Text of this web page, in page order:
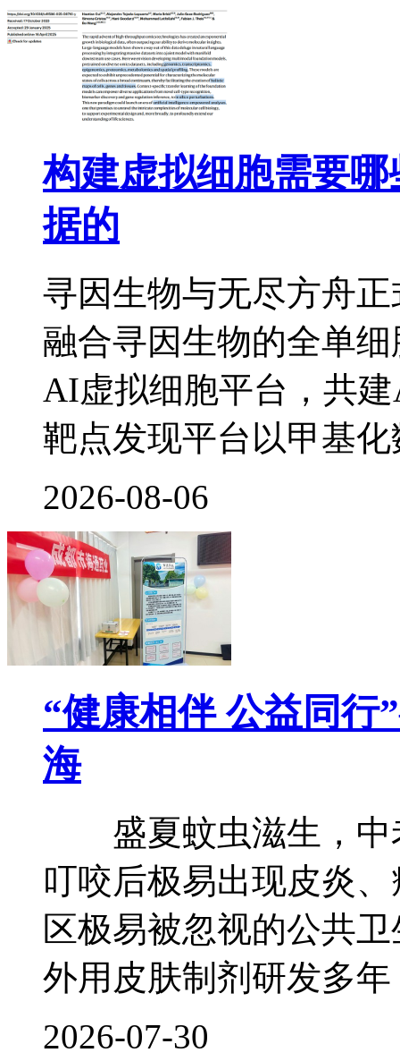
构建虚拟细胞需要
据的
寻因生物与无尽方舟
融合寻因生物的全单
AI虚拟细胞平台，共
靶点发现平台以甲基化
2026-08-06
“健康相伴 公益同
海
盛夏蚊虫滋生，中
叮咬后极易出现皮炎
区极易被忽视的公共
外用皮肤制剂研发多年
2026-07-30